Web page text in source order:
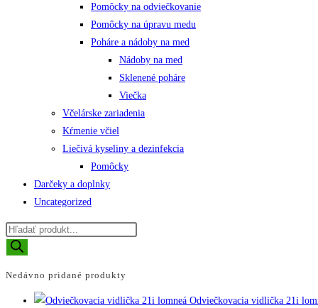
Pomôcky na odviečkovanie
Pomôcky na úpravu medu
Poháre a nádoby na med
Nádoby na med
Sklenené poháre
Viečka
Včelárske zariadenia
Kŕmenie včiel
Liečivá kyseliny a dezinfekcia
Pomôcky
Darčeky a doplnky
Uncategorized
Products
search
Nedávno pridané produkty
Odviečkovacia vidlička 21i